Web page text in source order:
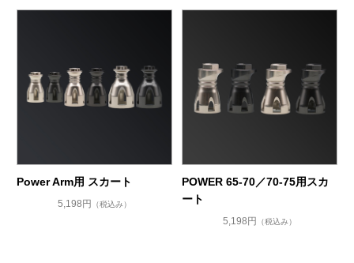
Power Arm用 スカート
5,198円 （税込み）
POWER 65-70／70-75用スカ
ート
5,198円 （税込み）